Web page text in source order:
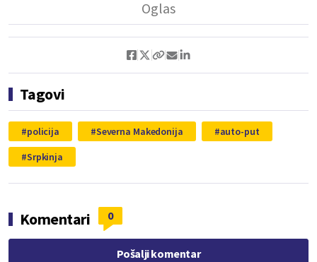
Tagovi
policija Severna Makedonija
auto-put
Srpkinja
Komentari 0
Pošalji komentar